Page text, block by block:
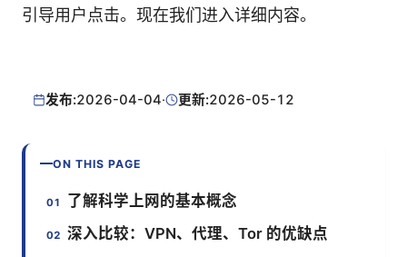
引导用户点击。现在我们进入详细内容。
发布:2026-04-04· 更新:2026-05-12
ON THIS PAGE
了解科学上网的基本概念
深入比较：VPN、代理、Tor 的优缺点